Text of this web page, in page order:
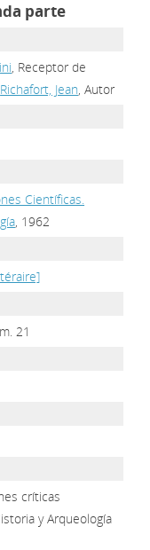
parte
, Receptor de
Richafort, Jean, Autor
Científicas.
, 1962
21
críticas
y Arqueología